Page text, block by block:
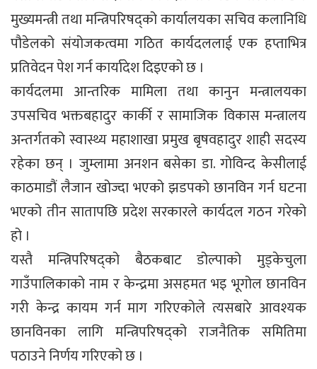
मुख्यमन्त्री तथा मन्त्रिपरिषद्को कार्यालयका सचिव कलानिधि
पौडेलको संयोजकत्वमा गठित कार्यदललाई एक हप्ताभित्र
प्रतिवेदन पेश गर्न कार्यादेश दिइएको छ ।
कार्यदलमा आन्तरिक मामिला तथा कानुन मन्त्रालयका
उपसचिव भक्तबहादुर कार्की र सामाजिक विकास मन्त्रालय
अन्तर्गतको स्वास्थ्य महाशाखा प्रमुख बृषवहादुर शाही सदस्य
रहेका छन् । जुम्लामा अनशन बसेका डा. गोविन्द केसीलाई
काठमाडौं लैजान खोज्दा भएको झडपको छानविन गर्न घटना
भएको तीन सातापछि प्रदेश सरकारले कार्यदल गठन गरेको
हो ।
यस्तै मन्त्रिपरिषद्को बैठकबाट डोल्पाको मुड्केचुला
गाउँपालिकाको नाम र केन्द्रमा असहमत भइ भूगोल छानविन
गरी केन्द्र कायम गर्न माग गरिएकोले त्यसबारे आवश्यक
छानविनका लागि मन्त्रिपरिषद्को राजनैतिक समितिमा
पठाउने निर्णय गरिएको छ ।